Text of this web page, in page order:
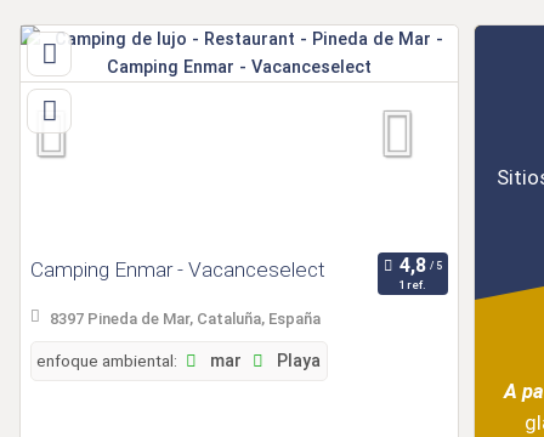
Camping Enmar - Vacanceselect
1 ref.
8397 Pineda de Mar, Cataluña, España
enfoque ambiental: mar Playa
A